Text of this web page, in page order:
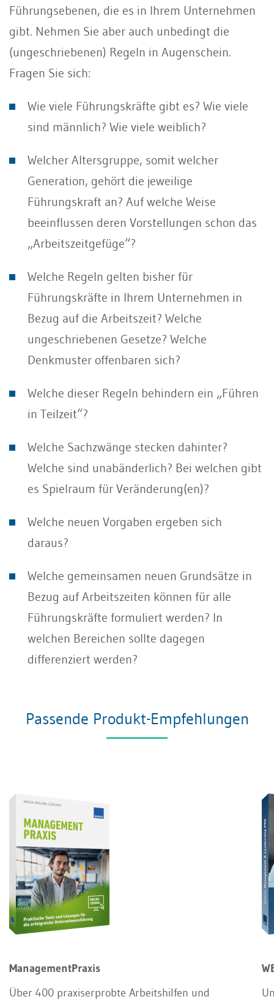
Führungsebenen, die es in Ihrem Unternehmen
gibt. Nehmen Sie aber auch unbedingt die
(ungeschriebenen) Regeln in Augenschein.
Fragen Sie sich:
Wie viele Führungskräfte gibt es? Wie viele
sind männlich? Wie viele weiblich?
Welcher Altersgruppe, somit welcher
Generation, gehört die jeweilige
Führungskraft an? Auf welche Weise
beeinflussen deren Vorstellungen schon das
„Arbeitszeitgefüge“?
Welche Regeln gelten bisher für
Führungskräfte in Ihrem Unternehmen in
Bezug auf die Arbeitszeit? Welche
ungeschriebenen Gesetze? Welche
Denkmuster offenbaren sich?
Welche dieser Regeln behindern ein „Führen
in Teilzeit“?
Welche Sachzwänge stecken dahinter?
Welche sind unabänderlich? Bei welchen gibt
es Spielraum für Veränderung(en)?
Welche neuen Vorgaben ergeben sich
daraus?
Welche gemeinsamen neuen Grundsätze in
Bezug auf Arbeitszeiten können für alle
Führungskräfte formuliert werden? In
welchen Bereichen sollte dagegen
differenziert werden?
Passende Produkt-Empfehlungen
ManagementPraxis
Über 400 praxiserprobte Arbeitshilfen und